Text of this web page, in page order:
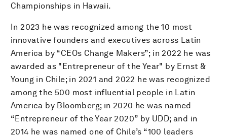
Championships in Hawaii.
In 2023 he was recognized among the 10 most
innovative founders and executives across Latin
America by “CEOs Change Makers”; in 2022 he was
awarded as "Entrepreneur of the Year" by Ernst &
Young in Chile; in 2021 and 2022 he was recognized
among the 500 most influential people in Latin
America by Bloomberg; in 2020 he was named
“Entrepreneur of the Year 2020” by UDD; and in
2014 he was named one of Chile’s “100 leaders